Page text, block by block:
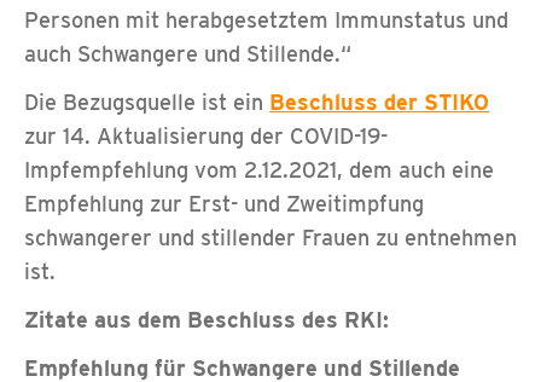
Personen mit herabgesetztem Immunstatus und
auch Schwangere und Stillende.“
Die Bezugsquelle ist ein Beschluss der STIKO
zur 14. Aktualisierung der COVID-19-
Impfempfehlung vom 2.12.2021, dem auch eine
Empfehlung zur Erst- und Zweitimpfung
schwangerer und stillender Frauen zu entnehmen
ist.
Zitate aus dem Beschluss des RKI:
Empfehlung für Schwangere und Stillende